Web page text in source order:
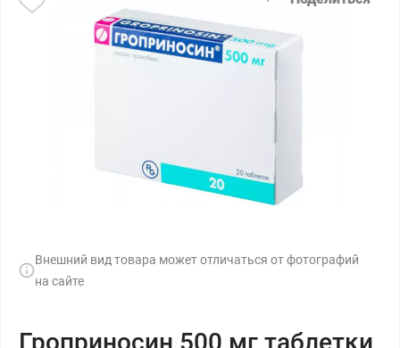
Внешний вид товара может отличаться от фотографий
на сайте